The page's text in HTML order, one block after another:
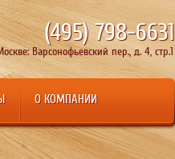
(495)798-6631
Варсонофьевский пер., д. 4, стр.1
О КОМПАНИИ